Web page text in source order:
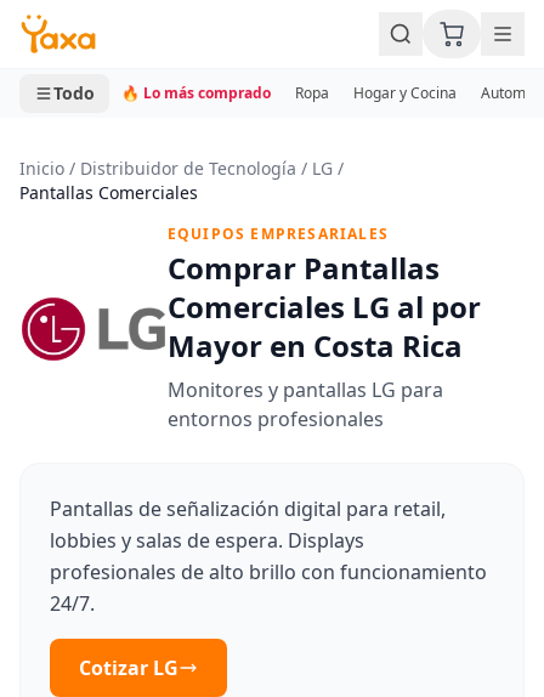
MINI CARRITO
0 productos
Todo 🔥 Lo más comprado Ropa Hogar y Cocina
Inicio / Distribuidor de Tecnología / LG /
Pantallas Comerciales
EQUIPOS EMPRESARIALES
Comprar Pantallas
Comerciales LG al por
Mayor en Costa Rica
Monitores y pantallas LG para
entornos profesionales
Pantallas de señalización digital para retail,
lobbies y salas de espera. Displays
profesionales de alto brillo con funcionamiento
24/7.
Cotizar LG